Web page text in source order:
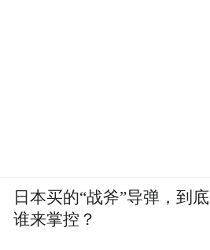
日本买的“战斧”导弹，到底
谁来掌控？